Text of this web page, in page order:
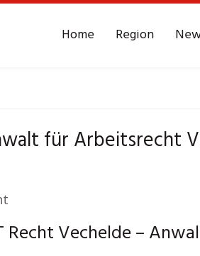
Home Region
für Arbeitsrecht
Vechelde –